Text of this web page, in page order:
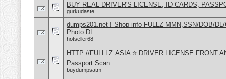
BUY REAL DRIVER'S LICENSE, ID CARDS,
gurkudaste
dumps201.net ! Shop info FULLZ MMN,SSN/DOB/
Photo DL
hotseller68
HTTP://FULLLZ.ASIA ⭐️ DRIVER LICENSE FRONT
Passport Scan
buydumpsatm